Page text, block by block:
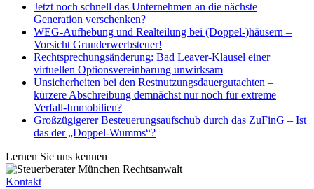
Jetzt noch schnell das Unternehmen an die nächste
Generation verschenken?
WEG-Aufhebung und Realteilung bei (Doppel-)häusern –
Vorsicht Grunderwerbsteuer!
Rechtsprechungsänderung: Bad Leaver-Klausel einer
virtuellen Optionsvereinbarung unwirksam
Unsicherheiten bei den Restnutzungsdauergutachten –
kürzere Abschreibung demnächst nur noch für extreme
Verfall-Immobilien?
Großzügigerer Besteuerungsaufschub durch das ZuFinG – Ist
das der „Doppel-Wumms“?
Lernen Sie uns kennen
Kontakt